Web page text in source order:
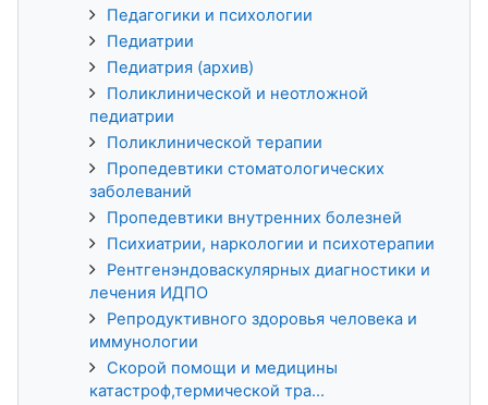
Педагогики и психологии
Педиатрии
Педиатрия (архив)
Поликлинической и неотложной
педиатрии
Поликлинической терапии
Пропедевтики стоматологических
заболеваний
Пропедевтики внутренних болезней
Психиатрии, наркологии и психотерапии
Рентгенэндоваскулярных диагностики и
лечения ИДПО
Репродуктивного здоровья человека и
иммунологии
Скорой помощи и медицины
катастроф,термической тра...